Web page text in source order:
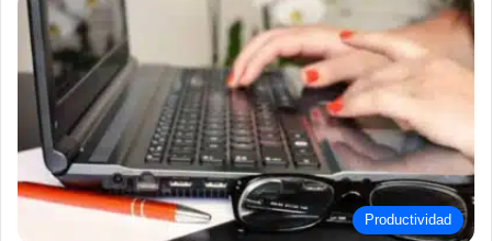
Productividad